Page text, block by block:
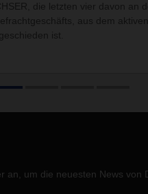
die letzten vier davon an
aus dem aktiven
ist.
an, um die neuesten News von